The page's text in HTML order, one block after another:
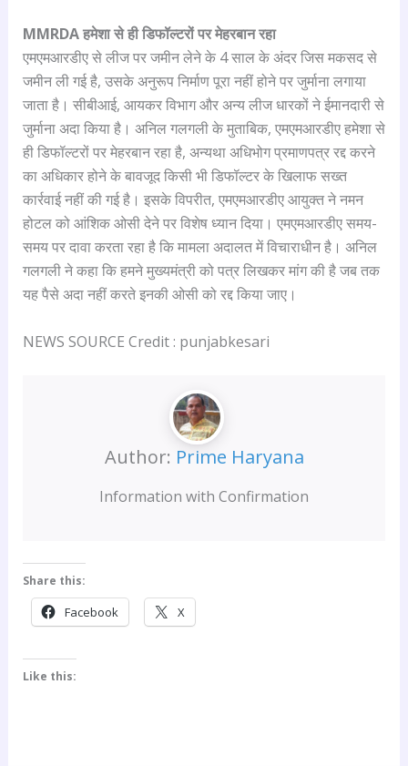
MMRDAहमेशा से ही डिफॉल्टरों पर मेहरबान रहा
एमएमआरडीए से लीज पर जमीन लेने के 4 साल के अंदर जिस मकसद से
जमीन ली गई है, उसके अनुरूप निर्माण पूरा नहीं होने पर जुर्माना लगाया
जाता है। सीबीआई, आयकर विभाग और अन्य लीज धारकों ने ईमानदारी से
जुर्माना अदा किया है। अनिल गलगली के मुताबिक, एमएमआरडीए हमेशा से
ही डिफॉल्टरों पर मेहरबान रहा है, अन्यथा अधिभोग प्रमाणपत्र रद्द करने
का अधिकार होने के बावजूद किसी भी डिफॉल्टर के खिलाफ सख्त
कार्रवाई नहीं की गई है। इसके विपरीत, एमएमआरडीए आयुक्त ने नमन
होटल को आंशिक ओसी देने पर विशेष ध्यान दिया। एमएमआरडीए समय-
समय पर दावा करता रहा है कि मामला अदालत में विचाराधीन है। अनिल
गलगली ने कहा कि हमने मुख्यमंत्री को पत्र लिखकर मांग की है जब तक
यह पैसे अदा नहीं करते इनकी ओसी को रद्द किया जाए।
NEWS SOURCE Credit : punjabkesari
Author: Prime Haryana
Information with Confirmation
Share this:
Facebook X
Like this: